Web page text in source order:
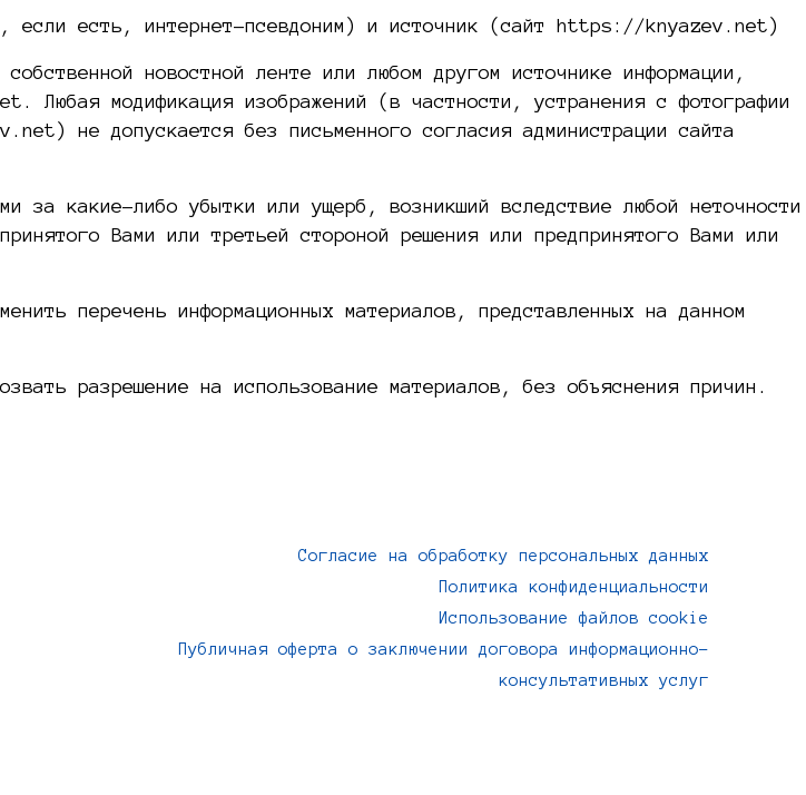
если есть, интернет-псевдоним) и источник (сайт https://knyazev.net)
новостной ленте или любом другом источнике информации,
модификация изображений (в частности, устранения с фотографии
не допускается без письменного согласия администрации сайта
какие-либо убытки или ущерб, возникший вследствие любой неточности
Вами или третьей стороной решения или предпринятого Вами или
перечень информационных материалов, представленных на данном
разрешение на использование материалов, без объяснения причин.
Согласие на обработку персональных данных
Политика конфиденциальности
Использование файлов cookie
Публичная оферта о заключении договора информационно-
консультативных услуг